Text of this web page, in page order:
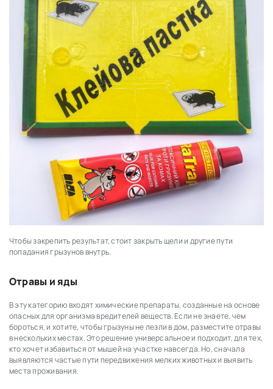
Чтобы закрепить результат, стоит закрыть щели и другие пути
попадания грызунов внутрь.
Отравы и яды
В эту категорию входят химические препараты, созданные на основе
опасных для организма вредителей веществ. Если не знаете, чем
бороться, и хотите, чтобы грызуны не лезли в дом, разместите отравы
в нескольких местах. Это решение универсальное и подходит, для тех,
кто хочет избавиться от мышей на участке навсегда. Но, сначала
выявляются частые пути передвижения мелких животных и выявить
места проживания.